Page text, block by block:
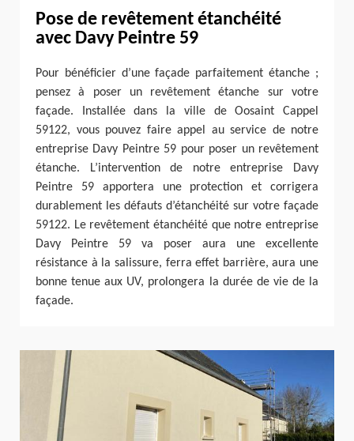
Pose de revêtement étanchéité
avec Davy Peintre 59
Pour bénéficier d’une façade parfaitement étanche ;
pensez à poser un revêtement étanche sur votre
façade. Installée dans la ville de Oosaint Cappel
59122, vous pouvez faire appel au service de notre
entreprise Davy Peintre 59 pour poser un revêtement
étanche. L’intervention de notre entreprise Davy
Peintre 59 apportera une protection et corrigera
durablement les défauts d’étanchéité sur votre façade
59122. Le revêtement étanchéité que notre entreprise
Davy Peintre 59 va poser aura une excellente
résistance à la salissure, ferra effet barrière, aura une
bonne tenue aux UV, prolongera la durée de vie de la
façade.